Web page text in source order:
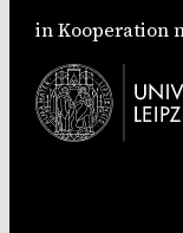
in Kooperation